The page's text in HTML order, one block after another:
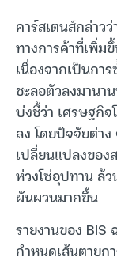
คาร์สเตนส์กล่าว
ทางการค้าที่เพิ่ม
เนื่องจากเป็นกา
ชะลอตัวลงมานา
บ่งชี้ว่า เศรษฐกิ
ลง โดยปัจจัยต่าง
เปลี่ยนแปลงขอ
ห่วงโซ่อุปทาน ล้
ผันผวนมากขึ้น
รายงานของ
กำหนดเส้นตายก